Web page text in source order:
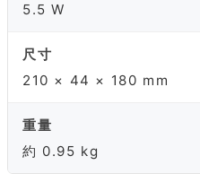
5.5 W
尺寸
210 × 44 × 180 mm
重量
約 0.95 kg